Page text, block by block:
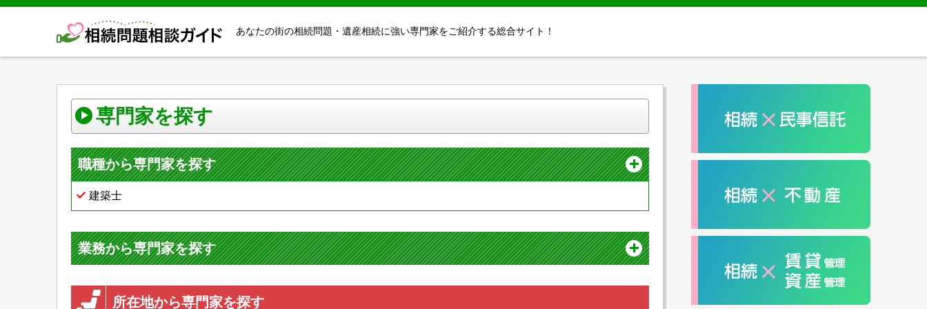
あなたの街の相続問題・遺産相続に強い専門家をご紹介する総合サイト！
専門家を探す
職種から専門家を探す
建築士
業務から専門家を探す
所在地から専門家を探す